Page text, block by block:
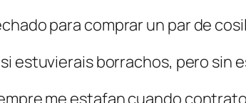
para comprar un par de
estuvierais borrachos, pero